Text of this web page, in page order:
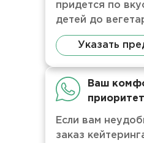
придется по
детей до
Указать
Ваш
Если вам
заказ